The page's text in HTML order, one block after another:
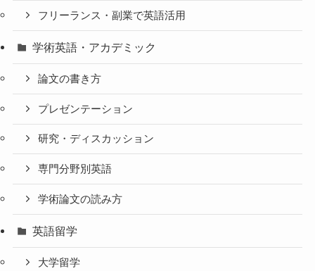
フリーランス・副業で英語活用
学術英語・アカデミック
論文の書き方
プレゼンテーション
研究・ディスカッション
専門分野別英語
学術論文の読み方
英語留学
大学留学